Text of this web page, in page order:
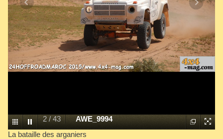
2 /43
AWE_9994
La bataille des arganiers